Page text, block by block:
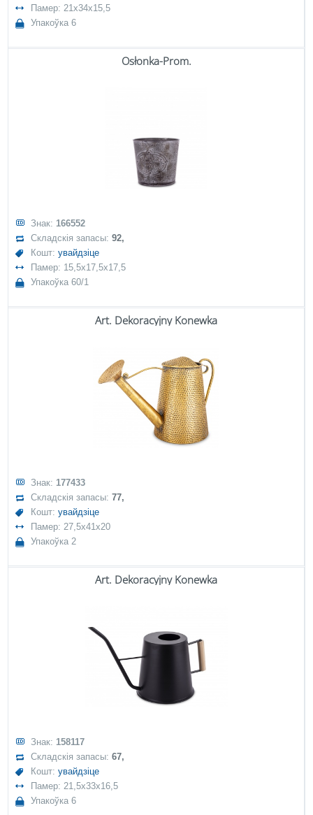
Памер: 21x34x15,5
Упакоўка 6
Osłonka-Prom.
Знак: 166552
Складскія запасы:92,
Кошт:увайдзіце
Памер: 15,5x17,5x17,5
Упакоўка 60/1
Art. Dekoracyjny Konewka
Знак: 177433
Складскія запасы:77,
Кошт:увайдзіце
Памер: 27,5x41x20
Упакоўка 2
Art. Dekoracyjny Konewka
Знак: 158117
Складскія запасы:67,
Кошт:увайдзіце
Памер: 21,5x33x16,5
Упакоўка 6